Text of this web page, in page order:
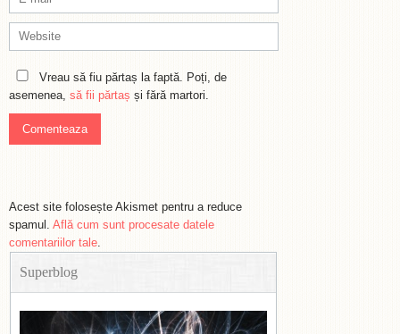
Vreau să fiu părtaș la faptă. Poți, de
asemenea, să fii părtaș și fără martori.
Acest site folosește Akismet pentru a reduce
spamul. Află cum sunt procesate datele
comentariilor tale.
Superblog